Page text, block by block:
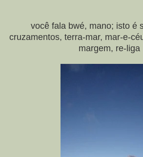
você fala bwé, mano; isto é
cruzamentos, terra-mar, mar-e-
margem, re-liga